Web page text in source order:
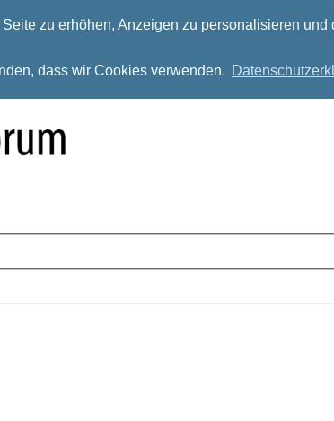
zu erhöhen, Anzeigen zu personalisieren und
dass wir Cookies verwenden.